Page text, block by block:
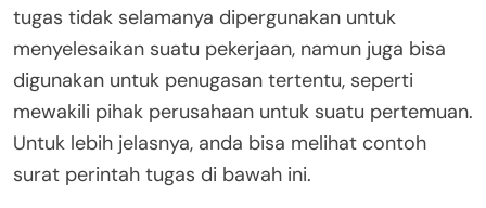
tugas tidak selamanya dipergunakan untuk
menyelesaikan suatu pekerjaan, namun juga bisa
digunakan untuk penugasan tertentu, seperti
mewakili pihak perusahaan untuk suatu pertemuan.
Untuk lebih jelasnya, anda bisa melihat contoh
surat perintah tugas di bawah ini.